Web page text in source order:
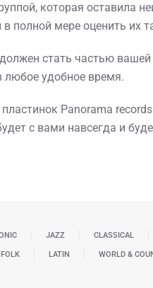
которая оставила
полной мере оценить их
стать частью
любое удобное время.
Panorama
с вами навсегда и
JAZZ CLASSICAL
FOLK LATIN WORLD &